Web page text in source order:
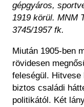
gépgyáros,
1919 körül. MNM
3745/1957 fk.
Miután 1905-ben
rövidesen
feleségül.
biztos családi
politikától. Két